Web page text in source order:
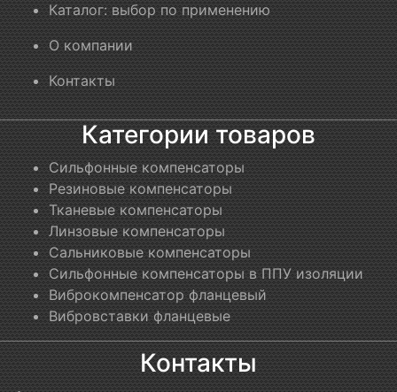
Каталог: выбор по применению
О компании
Контакты
Категории товаров
Сильфонные компенсаторы
Резиновые компенсаторы
Тканевые компенсаторы
Линзовые компенсаторы
Сальниковые компенсаторы
Сильфонные компенсаторы в ППУ изоляции
Виброкомпенсатор фланцевый
Вибровставки фланцевые
Контакты